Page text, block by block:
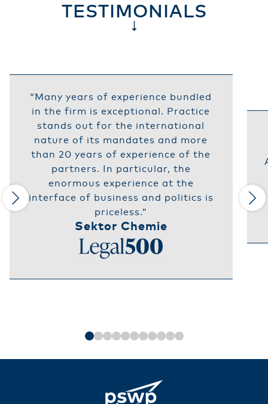
TESTIMONIALS
“Many years of experience bundled
in the firm is exceptional. Practice
stands out for the international
nature of its mandates and more
than 20 years of experience of the
partners. In particular, the
enormous experience at the
interface of business and politics is
priceless.”
Sektor Chemie